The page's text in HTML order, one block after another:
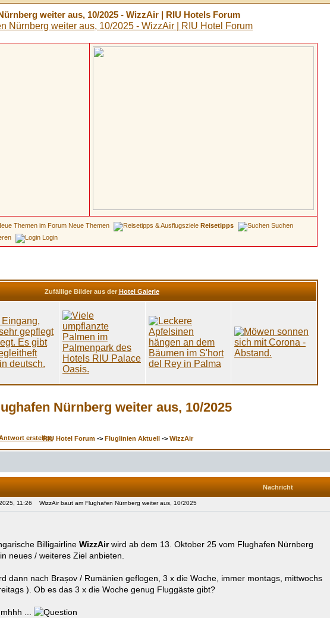
weiter aus, 10/2025 - WizzAir | RIU Hotels Forum
Neue Themen Reisetipps
Suchen
Login
Zufällige Bilder aus der Hotel Galerie
Nürnberg weiter aus, 10/2025
RIU Hotel Forum -> Fluglinien Aktuell -> WizzAir
Nachricht
11:26 WizzAir baut am Flughafen Nürnberg weiter aus, 10/2025
Billigairline WizzAirwird ab dem 13. Oktober 25 vom Flughafen Nürnberg
neues / weiteres Ziel anbieten.
dann nach Brașov / Rumänien geflogen, 3 x die Woche, immer montags, mittwochs
). Ob es das 3 x die Woche genug Fluggäste gibt?
...